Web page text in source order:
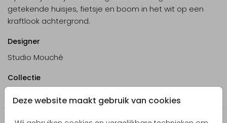
Deze website maakt gebruik van cookies
getekende huisjes, fietsje en boom in het wit op een
kraftlook achtergrond.
Designer
Studio Mouché
Collectie